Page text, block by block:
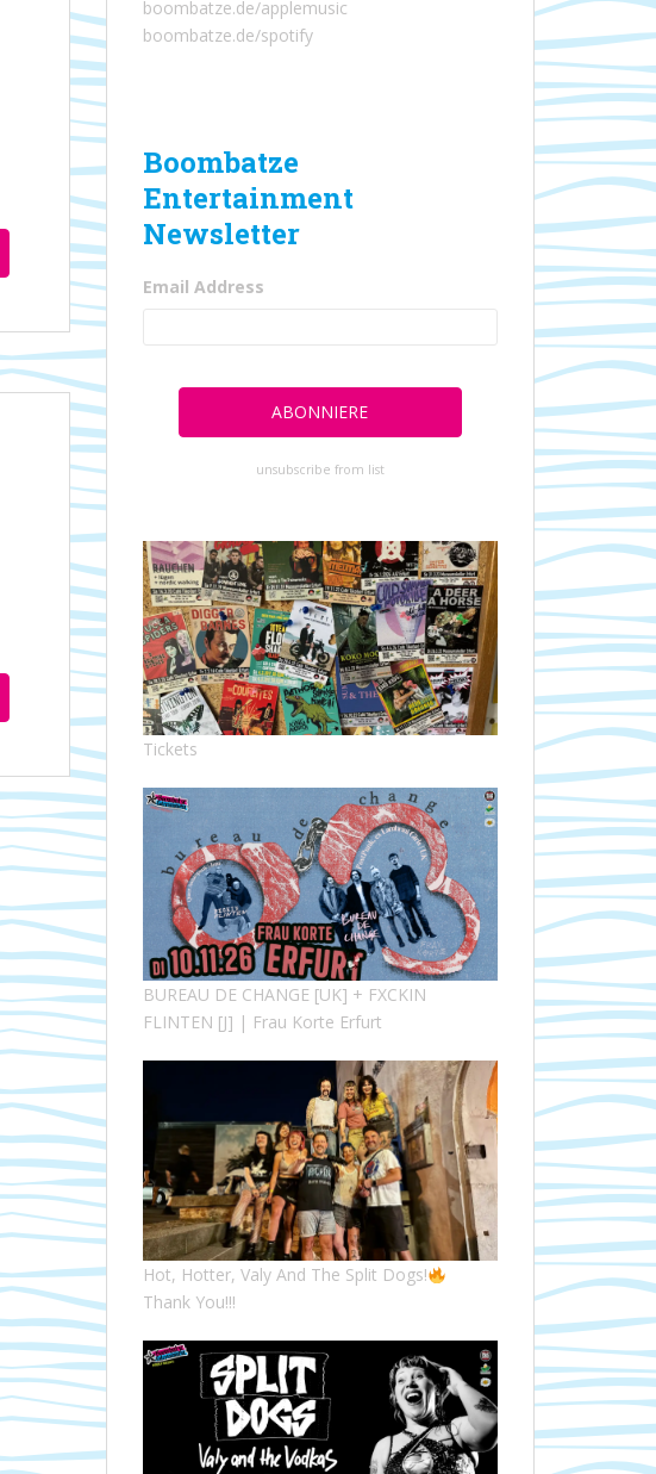
boombatze.de/applemusic
boombatze.de/spotify
Boombatze
Entertainment
Newsletter
Email Address
unsubscribe from list
Tickets
BUREAU DE CHANGE [UK] + FXCKIN
FLINTEN [J] | Frau Korte Erfurt
Hot, Hotter, Valy And The Split Dogs!
Thank You!!!